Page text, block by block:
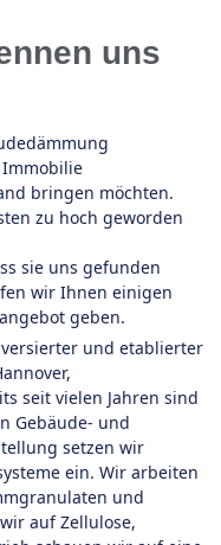
uns
bringen möchten.
zu hoch geworden
sie uns gefunden
wir Ihnen einigen
geben.
und etablierter
seit vielen Jahren sind
Gebäude- und
setzen wir
ein. Wir arbeiten
und
auf Zellulose,